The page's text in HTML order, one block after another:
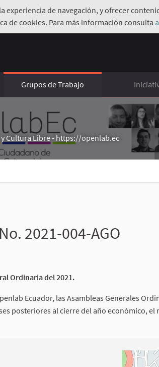
de navegación, y ofrecer
de cookies. Para más información consulta
Grupos de Trabajo
Cultura Libre - https://openlab.ec
2021-004-AGO
Ordinaria del 2021.
Ecuador, las Asambleas Generales
posteriores al cierre del año económico, el